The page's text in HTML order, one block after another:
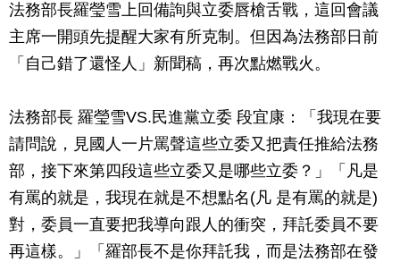
法務部長羅瑩雪上回備詢與立委唇槍舌戰，這回會議
主席一開頭先提醒大家有所克制。但因為法務部日前
「自己錯了還怪人」新聞稿，再次點燃戰火。
法務部長 羅瑩雪VS.民進黨立委 段宜康：「我現在要
請問說，見國人一片罵聲這些立委又把責任推給法務
部，接下來第四段這些立委又是哪些立委？」「凡是
有罵的就是，我現在就是不想點名(凡 是有罵的就是)
對，委員一直要把我導向跟人的衝突，拜託委員不要
再這樣。」「羅部長不是你拜託我，而是法務部在發